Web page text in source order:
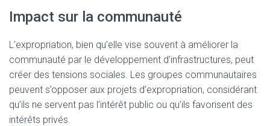
Impact sur la communauté
L’expropriation, bien qu’elle vise souvent à améliorer la
communauté par le développement d’infrastructures, peut
créer des tensions sociales. Les groupes communautaires
peuvent s’opposer aux projets d’expropriation, considérant
qu’ils ne servent pas l’intérêt public ou qu’ils favorisent des
intérêts privés.